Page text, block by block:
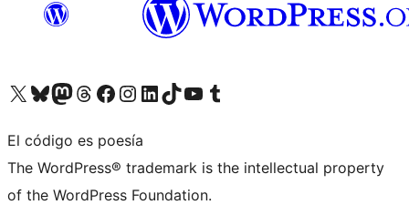
Visita nuestra cuenta de X (anteriormente Twitter)
Visita nuestra cuenta de Bluesky
Visita nuestra cuenta de Mastodon
Visita nuestra cuenta de Threads
Visita nuestra página de Facebook
Visita nuestra cuenta de Instagram
Visita nuestra cuenta de LinkedIn
Visita nuestra cuenta de TikTok
Visita nuestro canal de YouTube
Visita nuestra cuenta de Tumblr
El código es poesía
The WordPress® trademark is the intellectual property
of the WordPress Foundation.